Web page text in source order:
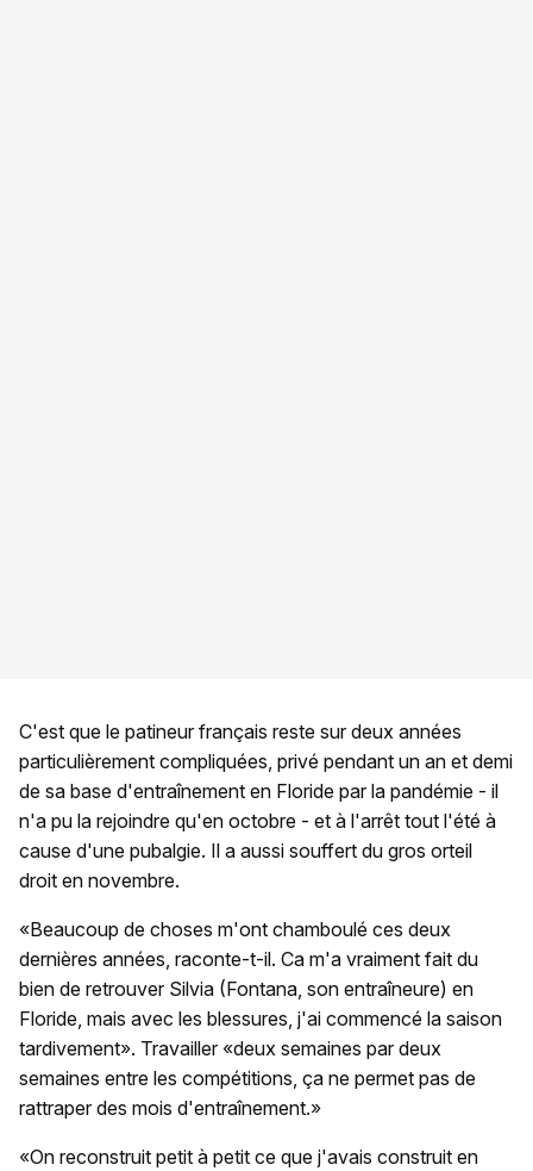
C'est que le patineur français reste sur deux années
particulièrement compliquées, privé pendant un an et demi
de sa base d'entraînement en Floride par la pandémie - il
n'a pu la rejoindre qu'en octobre - et à l'arrêt tout l'été à
cause d'une pubalgie. Il a aussi souffert du gros orteil
droit en novembre.
«Beaucoup de choses m'ont chamboulé ces deux
dernières années, raconte-t-il. Ca m'a vraiment fait du
bien de retrouver Silvia (Fontana, son entraîneure) en
Floride, mais avec les blessures, j'ai commencé la saison
tardivement». Travailler «deux semaines par deux
semaines entre les compétitions, ça ne permet pas de
rattraper des mois d'entraînement.»
«On reconstruit petit à petit ce que j'avais construit en